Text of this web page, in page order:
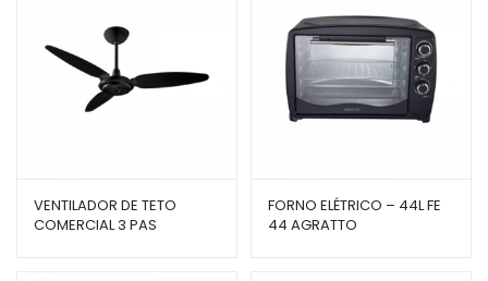
VENTILADOR DE TETO
COMERCIAL 3 PAS
FORNO ELÉTRICO – 44L FE
44 AGRATTO